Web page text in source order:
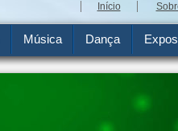
Início
Música Dança